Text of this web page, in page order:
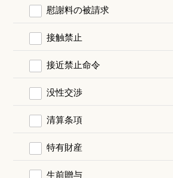
慰謝料の被請求
接触禁止
接近禁止命令
没性交渉
清算条項
特有財産
生前贈与